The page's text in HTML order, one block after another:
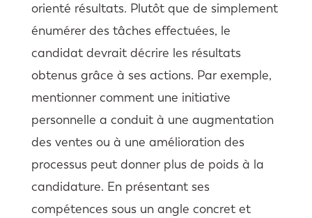
orienté résultats. Plutôt que de simplement
énumérer des tâches effectuées, le
candidat devrait décrire les résultats
obtenus grâce à ses actions. Par exemple,
mentionner comment une initiative
personnelle a conduit à une augmentation
des ventes ou à une amélioration des
processus peut donner plus de poids à la
candidature. En présentant ses
compétences sous un angle concret et